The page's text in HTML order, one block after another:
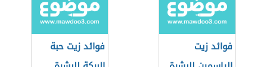
فوائد زيت
فوائد زيت حبة